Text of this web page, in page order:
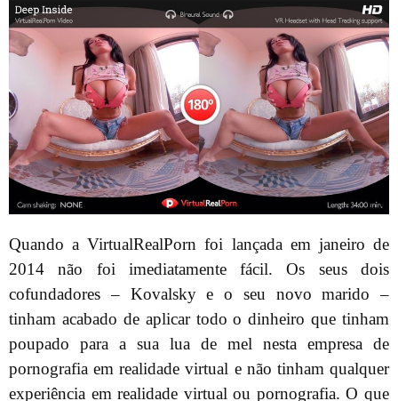
Quando a VirtualRealPorn foi lançada em janeiro de
2014 não foi imediatamente fácil. Os seus dois
cofundadores – Kovalsky e o seu novo marido –
tinham acabado de aplicar todo o dinheiro que tinham
poupado para a sua lua de mel nesta empresa de
pornografia em realidade virtual e não tinham qualquer
experiência em realidade virtual ou pornografia. O que